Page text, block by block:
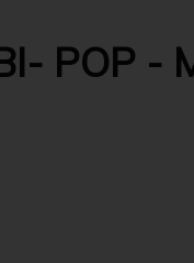
POP -